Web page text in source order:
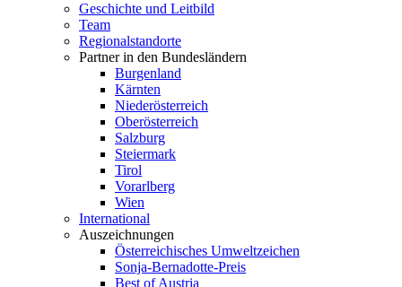
Geschichte und Leitbild
Team
Regionalstandorte
Partner in den Bundesländern
Burgenland
Kärnten
Niederösterreich
Oberösterreich
Salzburg
Steiermark
Tirol
Vorarlberg
Wien
International
Auszeichnungen
Österreichisches Umweltzeichen
Sonja-Bernadotte-Preis
Best of Austria